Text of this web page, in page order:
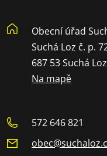
Obecní úřad
Suchá Loz č. p.
687 53 Suchá Loz
Na mapě
572 646 821